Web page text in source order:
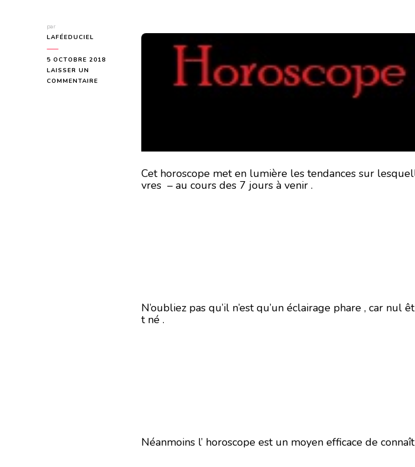
par
LAFÉEDUCIEL
5 OCTOBRE 2018
LAISSER UN
COMMENTAIRE
Cet horoscope met en lumière les tendances sur
vres – au cours des 7 jours à venir .
N’oubliez pas qu’il n’est qu’un éclairage phare , car
t né .
Néanmoins l’ horoscope est un moyen efficace de